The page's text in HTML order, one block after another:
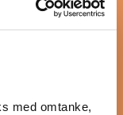
med omtanke,